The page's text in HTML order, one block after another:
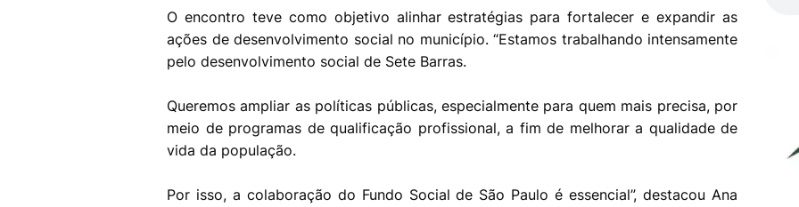
O encontro teve como objetivo alinhar estratégias para fortalecer e expandir as
ações de desenvolvimento social no município. “Estamos trabalhando intensamente
pelo desenvolvimento social de Sete Barras.
Queremos ampliar as políticas públicas, especialmente para quem mais precisa, por
meio de programas de qualificação profissional, a fim de melhorar a qualidade de
vida da população.
Por isso, a colaboração do Fundo Social de São Paulo é essencial”, destacou Ana